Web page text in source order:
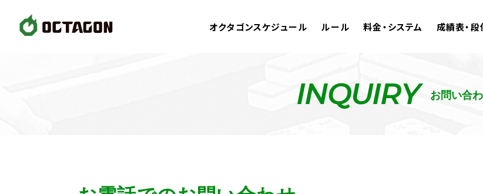
オクタゴンスケジュール ルール 料金・システム 成績表・
INQUIRY お問い合